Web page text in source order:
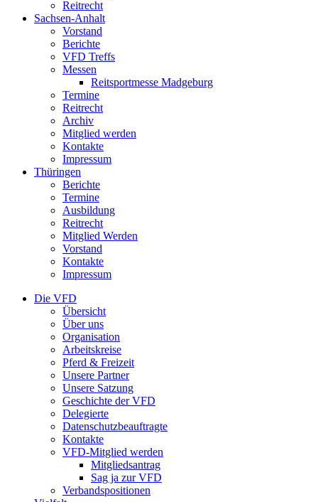
Reitrecht
Sachsen-Anhalt
Vorstand
Berichte
VFD Treffs
Messen
Reitsportmesse Madgeburg
Termine
Reitrecht
Archiv
Mitglied werden
Kontakte
Impressum
Thüringen
Berichte
Termine
Ausbildung
Reitrecht
Mitglied Werden
Vorstand
Kontakte
Impressum
Die VFD
Übersicht
Über uns
Organisation
Arbeitskreise
Pferd & Freizeit
Unsere Partner
Unsere Satzung
Geschichte der VFD
Delegierte
Datenschutzbeauftragte
Kontakte
VFD-Mitglied werden
Mitgliedsantrag
Sag ja zur VFD
Verbandspositionen